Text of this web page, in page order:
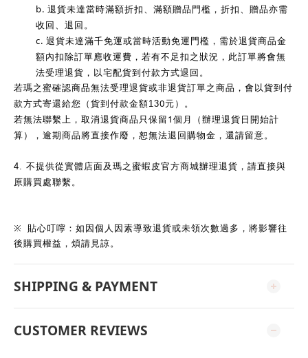
b. 退貨未達當時滿額折扣、滿額贈品門檻，折扣、贈品亦需
收回、退回。
c. 退貨未達滿千免運或當時活動免運門檻，需於退貨商品金
額內扣除訂單應收運費，若有不足扣之狀況，此訂單將會無
法受理退貨，以宅配貨到付款方式退回。
若瑪之蜜確認商品無法受理退貨或非退貨訂單之商品，會以貨到付
款方式寄還給您（貨到付款金額130元）。
若無法聯繫上，取消退貨商品只保留 1 個月（辦理退貨日開始計
算），逾期商品將直接作廢，恕無法退回購物金，還請留意。
4. 不提供從實體店面及瑪之蜜蝦皮官方商城辦理退貨，請直接與
原購買處聯繫。
※
貼心叮嚀：如因個人因素導致退貨或未領次數過多，將影響往
後購買權益，煩請見諒。
SHIPPING & PAYMENT
CUSTOMER REVIEWS